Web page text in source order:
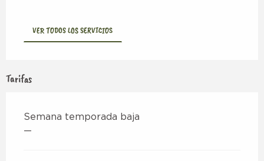
VER TODOS LOS SERVICIOS
Tarifas
Semana temporada baja
—